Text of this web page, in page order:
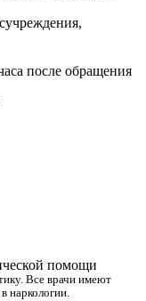
после обращения
помощи
Все врачи имеют
наркологии.